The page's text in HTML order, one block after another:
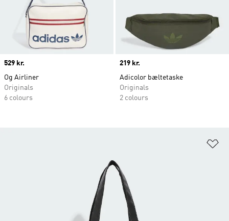
Price
529 kr.
Og Airliner
Originals
6 colours
Price
219 kr.
Adicolor bæltetaske
Originals
2 colours